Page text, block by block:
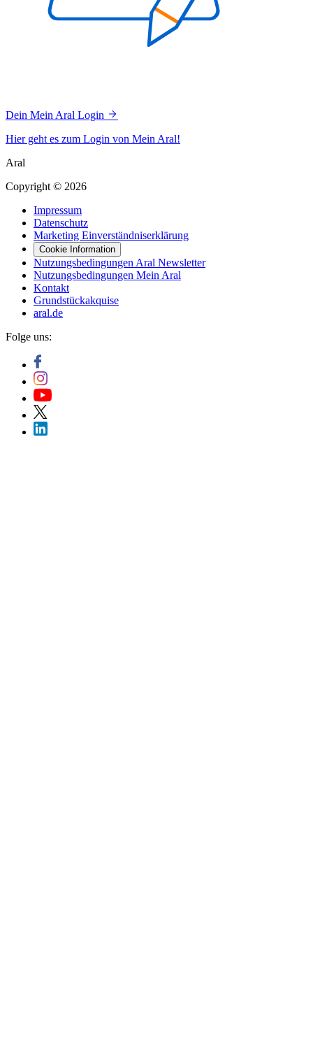
Dein Mein Aral Login
Hier geht es zum Login von Mein Aral!
Aral
Copyright © 2026
Impressum
Datenschutz
Marketing Einverständniserklärung
Cookie Information
Nutzungsbedingungen Aral Newsletter
Nutzungsbedingungen Mein Aral
Kontakt
Grundstückakquise
aral.de
Folge uns: